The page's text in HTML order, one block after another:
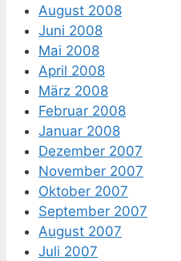
August 2008
Juni 2008
Mai 2008
April 2008
März 2008
Februar 2008
Januar 2008
Dezember 2007
November 2007
Oktober 2007
September 2007
August 2007
Juli 2007